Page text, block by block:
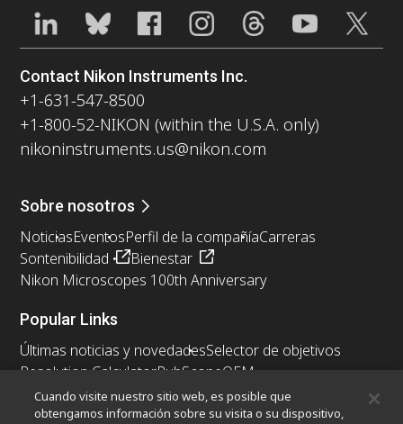
Contact Nikon Instruments Inc.
+1-631-547-8500
+1-800-52-NIKON (within the U.S.A. only)
nikoninstruments.us@nikon.com
Sobre nosotros
NoticiasEventosPerfil de la compañíaCarreras
Sontenibilidad
Bienestar
Nikon Microscopes 100th Anniversary
Popular Links
Últimas noticias y novedadesSelector de objetivos
Resolution CalculatorPubScopeOEM
Nikon Small World
MicroscopyU
Cuando visite nuestro sitio web, es posible que
obtengamos información sobre su visita o su dispositivo,